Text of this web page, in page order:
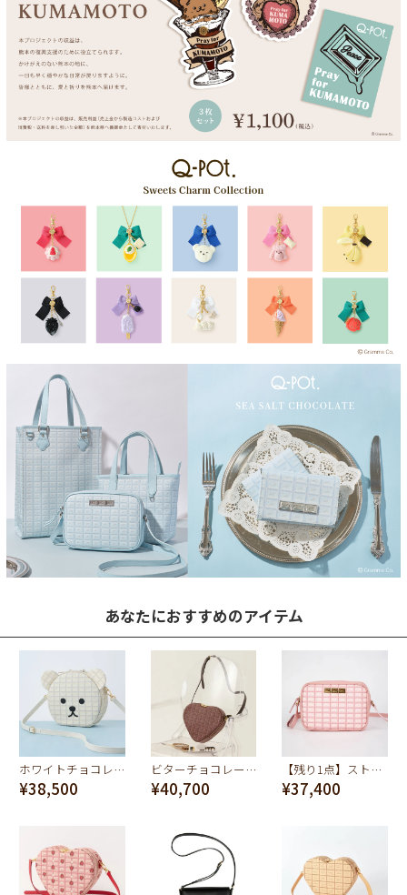
あなたにおすすめのアイテム
ホワイトチョコレート・ベアー クロスボディーバッグ
¥38,500
ビターチョコレート・ハート クロスボディーバッグ
¥40,700
【残り1点】ストロベリーチョコレート ミニクロスボディーバッグ
¥37,400